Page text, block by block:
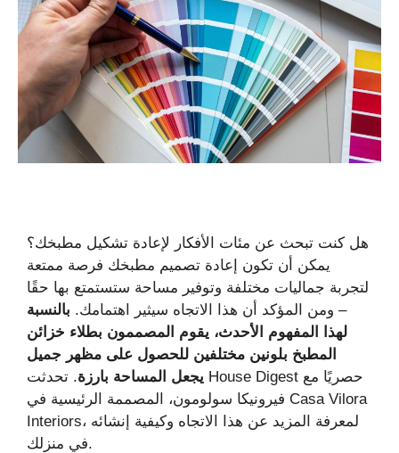
هل كنت تبحث عن مئات الأفكار لإعادة تشكيل مطبخك؟
يمكن أن تكون إعادة تصميم مطبخك فرصة ممتعة
لتجربة جماليات مختلفة وتوفير مساحة ستستمتع بها حقًا
– ومن المؤكد أن هذا الاتجاه سيثير اهتمامك. بالنسبة
لهذا المفهوم الأحدث، يقوم المصممون بطلاء خزائن
المطبخ بلونين مختلفين للحصول على مظهر جميل
يجعل المساحة بارزة. تحدثت House Digest حصريًا مع
فيرونيكا سولومون، المصممة الرئيسية في Casa Vilora
Interiors، لمعرفة المزيد عن هذا الاتجاه وكيفية إنشائه
في منزلك.